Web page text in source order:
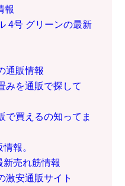
報
4号 グリーンの最新
通販情報
みを通販で探して
で買えるの知ってま
報。
新売れ筋情報
激安通販サイト